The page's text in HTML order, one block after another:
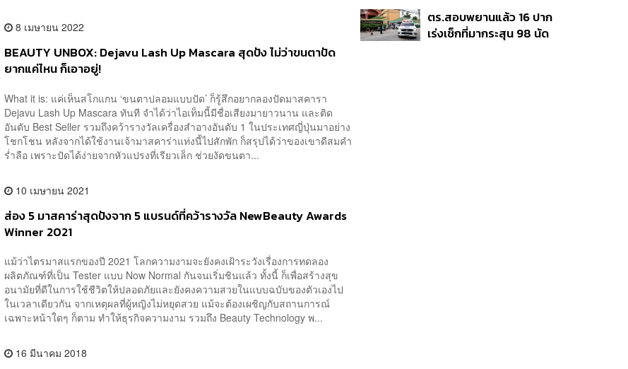
8 เมษายน 2022
BEAUTY UNBOX: Dejavu Lash Up Mascara สุดปัง ไม่ว่าขนตาปัด
ยากแค่ไหน ก็เอาอยู่!
What it is: แค่เห็นสโกแกน ‘ขนตาปลอมแบบปัด’ ก็รู้สึกอยากลองปัดมาสคารา
Dejavu Lash Up Mascara ทันที จำได้ว่าไอเท็มนี้มีชื่อเสียงมายาวนาน และติด
อันดับ Best Seller รวมถึงคว้ารางวัลเครื่องสำอางอันดับ 1 ในประเทศญี่ปุ่นมาอย่าง
โชกโชน หลังจากได้ใช้งานเจ้ามาสคาร่าแท่งนี้ไปสักพัก ก็สรุปได้ว่าของเขาดีสมคำ
ร่ำลือ เพราะปัดได้ง่ายจากหัวแปรงที่เรียวเล็ก ช่วยงัดขนตา...
10 เมษายน 2021
ส่อง 5 มาสคาร่าสุดปังจาก 5 แบรนด์ที่คว้ารางวัล NewBeauty Awards
Winner 2021
แม้ว่าไตรมาสแรกของปี 2021 โลกความงามจะยังคงเฝ้าระวังเรื่องการทดลอง
ผลิตภัณฑ์ที่เป็น Tester แบบ Now Normal กันจนเริ่มชินแล้ว ทั้งนี้ ก็เพื่อสร้างสุข
อนามัยที่ดีในการใช้ชีวิตให้ปลอดภัยและยังคงความสวยในแบบฉบับของตัวเองไป
ในเวลาเดียวกัน จากเหตุผลที่ผู้หญิงไม่หยุดสวย แม้จะต้องเผชิญกับสถานการณ์
เฉพาะหน้าใดๆ ก็ตาม ทำให้ธุรกิจความงาม รวมถึง Beauty Technology พ...
16 มีนาคม 2018
เจ็บสูงสุด 1 แสน เยียวยา
จิตใจ 5 ระดับ
ตร.สอบพยานแล้ว 16 ปาก
เร่งเช็กที่มากระสุน 98 นัด